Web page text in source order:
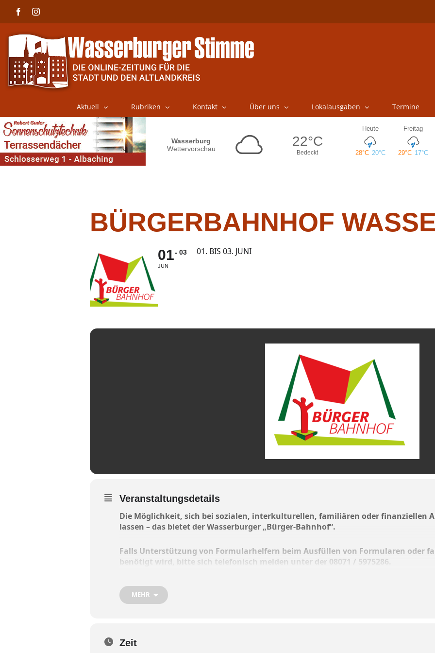
FacebookInstagram
Aktuell Rubriken Kontakt Über uns Lokalausgaben Termine
BÜRGERBAHNHOF
01
JUN
03 01. BIS 03. JUNI
Veranstaltungsdetails
Die Möglichkeit, sich bei sozialen, interkulturellen, familiären oder finanziellen
lassen – das bietet der Wasserburger „Bürger-Bahnhof“.
Falls Unterstützung von Formularhelfern beim Ausfüllen von Formularen oder
benötigt wird, bitte sich telefonisch melden unter der 08071 / 5975286.
Ehrenamtliche helfen beim Ausfüllen von Formularen
o zur Grundsicherung
o Schwerbehindertenantrag
MEHR
Zeit